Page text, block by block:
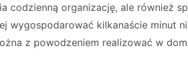
codzienną organizację, ale również
wygospodarować kilkanaście minut
z powodzeniem realizować w